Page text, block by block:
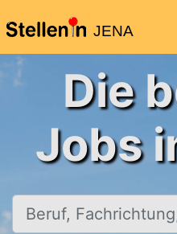
JENA
Die
Jobs
Beruf, Fachrichtung, Firma